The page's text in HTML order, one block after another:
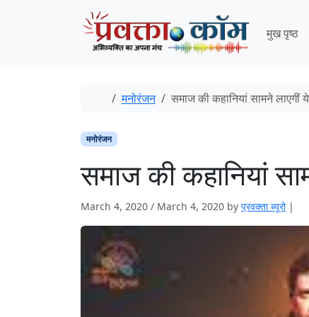
मुख पृष्ठ
Home
मनोरंजन समाज की कहानियां सामने लाएगीं
मनोरंजन
समाज की कहानियां
March 4, 2020 / March 4, 2020 by प्रवक्‍ता ब्यूरो |